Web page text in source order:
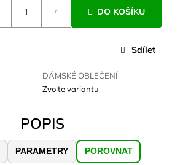
DO KOŠÍKU
DÁMSKÉ OBLEČENÍ
Zvolte variantu
Sdílet
POPIS
PARAMETRY POROVNAT